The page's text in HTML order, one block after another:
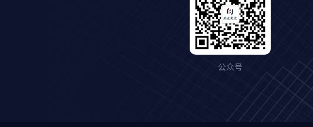
公众号